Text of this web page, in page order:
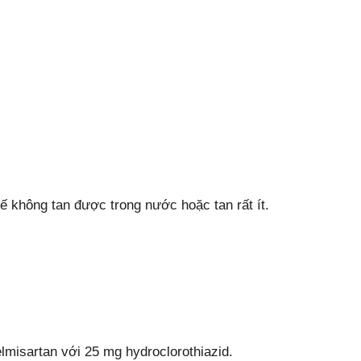
không tan được trong nước hoặc tan rất ít.
với 25 mg hydroclorothiazid.